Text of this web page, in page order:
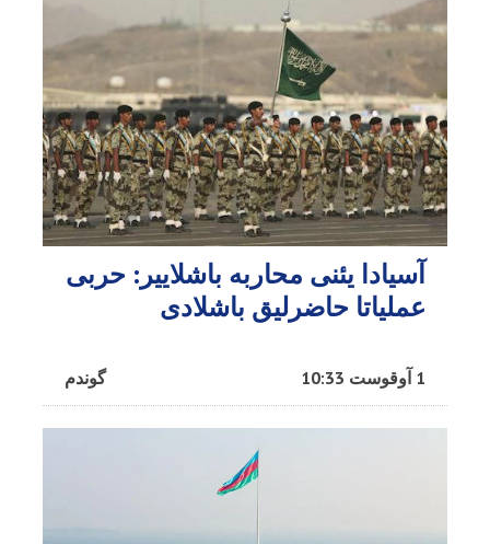
آسیادا یئنی محاربه باشلاییر: حربی
عملیاتا حاضرلیق باشلادی
گوندم 1 آوقوست 10:33